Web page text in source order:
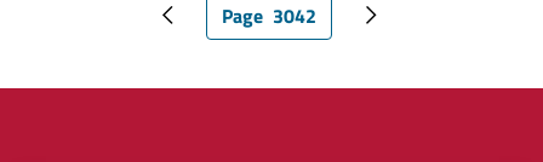
Pagina precedentePagina attuale
Page 3042 Pagina successiva